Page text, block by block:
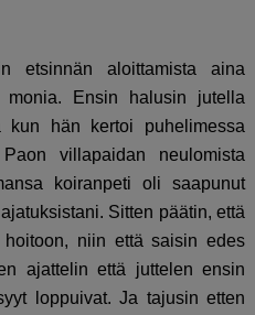
etsinnän aloittamista aina
Ensin halusin jutella
kun hän kertoi puhelimessa
villapaidan neulomista
koiranpeti oli saapunut
Sitten päätin, että
niin että saisin edes
ajattelin että juttelen ensin
loppuivat. Ja tajusin etten